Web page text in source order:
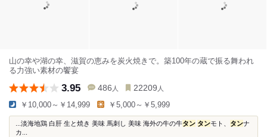
山の幸や湖の幸、滋賀の恵みを炭火焼きで。築100年の蔵で振る舞われ
る力強い素材の饗宴
3.95 486 人 22209 人
￥10,000～￥14,999 ￥5,000～￥5,999
...淡海地鶏 白肝 生と焼き 美味 馬刺し 美味 海外の牛の牛タン タンモト、 タンナ
カ...